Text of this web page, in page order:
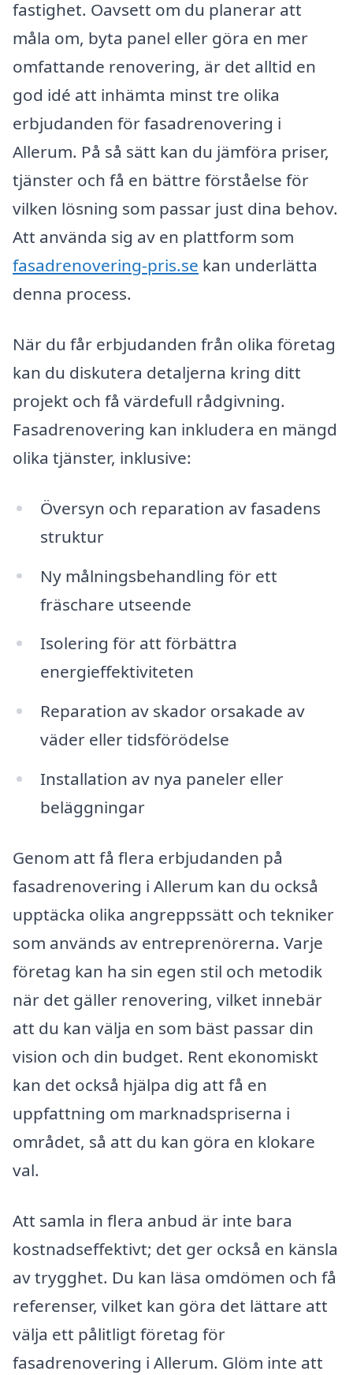
fastighet. Oavsett om du planerar att
måla om, byta panel eller göra en mer
omfattande renovering, är det alltid en
god idé att inhämta minst tre olika
erbjudanden för fasadrenovering i
Allerum. På så sätt kan du jämföra priser,
tjänster och få en bättre förståelse för
vilken lösning som passar just dina behov.
Att använda sig av en plattform som
fasadrenovering-pris.se kan underlätta
denna process.
När du får erbjudanden från olika företag
kan du diskutera detaljerna kring ditt
projekt och få värdefull rådgivning.
Fasadrenovering kan inkludera en mängd
olika tjänster, inklusive:
Översyn och reparation av fasadens
struktur
Ny målningsbehandling för ett
fräschare utseende
Isolering för att förbättra
energieffektiviteten
Reparation av skador orsakade av
väder eller tidsförödelse
Installation av nya paneler eller
beläggningar
Genom att få flera erbjudanden på
fasadrenovering i Allerum kan du också
upptäcka olika angreppssätt och tekniker
som används av entreprenörerna. Varje
företag kan ha sin egen stil och metodik
när det gäller renovering, vilket innebär
att du kan välja en som bäst passar din
vision och din budget. Rent ekonomiskt
kan det också hjälpa dig att få en
uppfattning om marknadspriserna i
området, så att du kan göra en klokare
val.
Att samla in flera anbud är inte bara
kostnadseffektivt; det ger också en känsla
av trygghet. Du kan läsa omdömen och få
referenser, vilket kan göra det lättare att
välja ett pålitligt företag för
fasadrenovering i Allerum. Glöm inte att